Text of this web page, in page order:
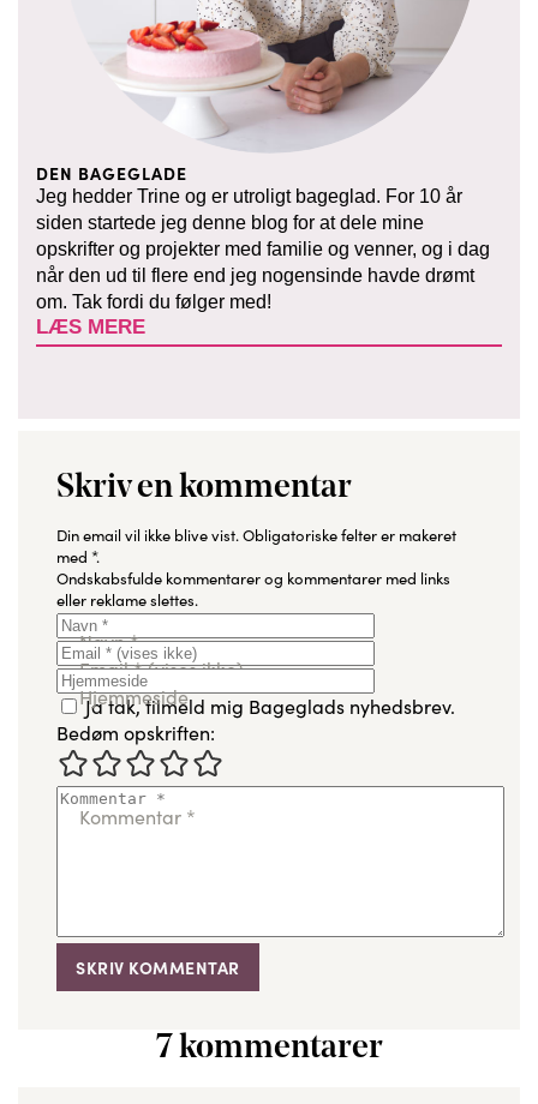
DEN BAGEGLADE
Jeg hedder Trine og er utroligt bageglad. For 10 år
siden startede jeg denne blog for at dele mine
opskrifter og projekter med familie og venner, og i dag
når den ud til flere end jeg nogensinde havde drømt
om. Tak fordi du følger med!
LÆS MERE
Skriv en kommentar
Din email vil ikke blive vist.Obligatoriske felter er makeret
med *.
Ondskabsfulde kommentarer og kommentarer med links
eller reklame slettes.
Navn*
Email*(vises ikke)
Hjemmeside
Ja tak, tilmeld mig Bageglads nyhedsbrev.
Bedøm opskriften:
Kommentar *
7 kommentarer